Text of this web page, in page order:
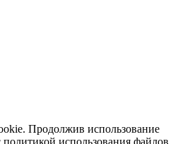
Продолжив использование